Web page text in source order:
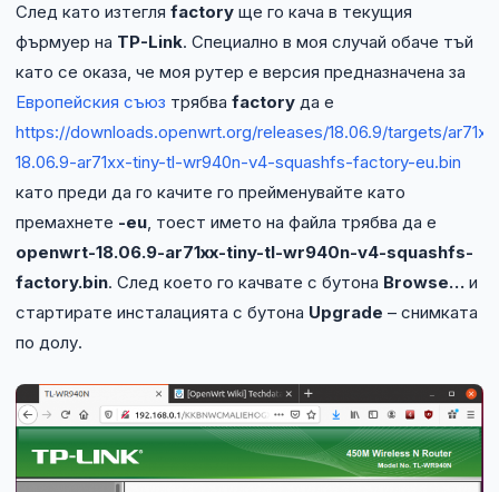
След като изтегля factory ще го кача в текущия
фърмуер на TP-Link. Специално в моя случай обаче тъй
като се оказа, че моя рутер е версия предназначена за
Европейския съюз трябва factory да е
https://downloads.openwrt.org/releases/18.06.9/targets/
18.06.9-ar71xx-tiny-tl-wr940n-v4-squashfs-factory-eu.bin
като преди да го качите го прейменувайте като
премахнете -eu, тоест името на файла трябва да е
openwrt-18.06.9-ar71xx-tiny-tl-wr940n-v4-squashfs-
factory.bin. След което го качвате с бутона Browse… и
стартирате инсталацията с бутона Upgrade – снимката
по долу.